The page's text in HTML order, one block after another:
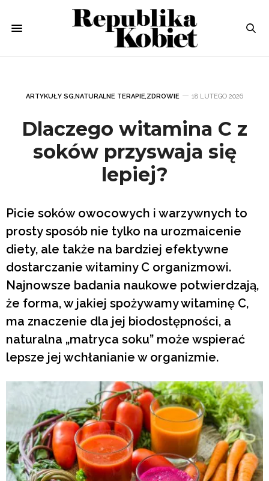
ARTYKUŁY SG,NATURALNE TERAPIE,ZDROWIE 18 LUTEGO 2026
Dlaczego witamina C z
soków przyswaja się
lepiej?
Picie soków owocowych i warzywnych to
prosty sposób nie tylko na urozmaicenie
diety, ale także na bardziej efektywne
dostarczanie witaminy C organizmowi.
Najnowsze badania naukowe potwierdzają,
że forma, w jakiej spożywamy witaminę C,
ma znaczenie dla jej biodostępności, a
naturalna „matryca soku” może wspierać
lepsze jej wchłanianie w organizmie.